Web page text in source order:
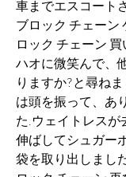
車までエスコート
ブロック チェーン
ロック チェーン
ハオに微笑んで、
りますか?と尋ね
は頭を振って、あ
た.ウェイトレス
伸ばしてシュガー
袋を取り出しまし